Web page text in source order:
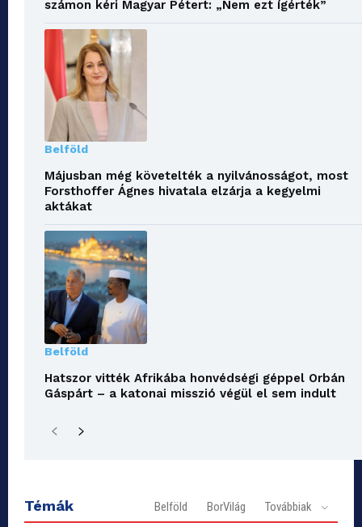
számon kéri Magyar Pétert: „Nem ezt ígérték”
Belföld
Májusban még követelték a nyilvánosságot, most
Forsthoffer Ágnes hivatala elzárja a kegyelmi
aktákat
Belföld
Hatszor vitték Afrikába honvédségi géppel Orbán
Gáspárt – a katonai misszió végül el sem indult
Témák Belföld BorVilág Továbbiak